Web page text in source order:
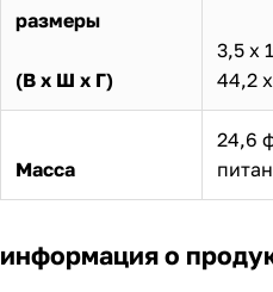
размеры
(В х Ш х Г)
3,5 х
44,2
Масса
24,6
информация о